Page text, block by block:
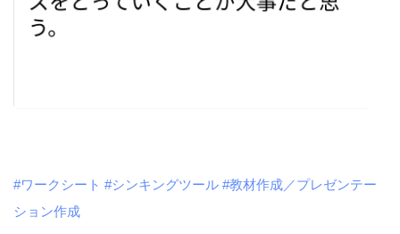
#ワークシート #シンキングツール #教材作成／プレゼンテー
ション作成